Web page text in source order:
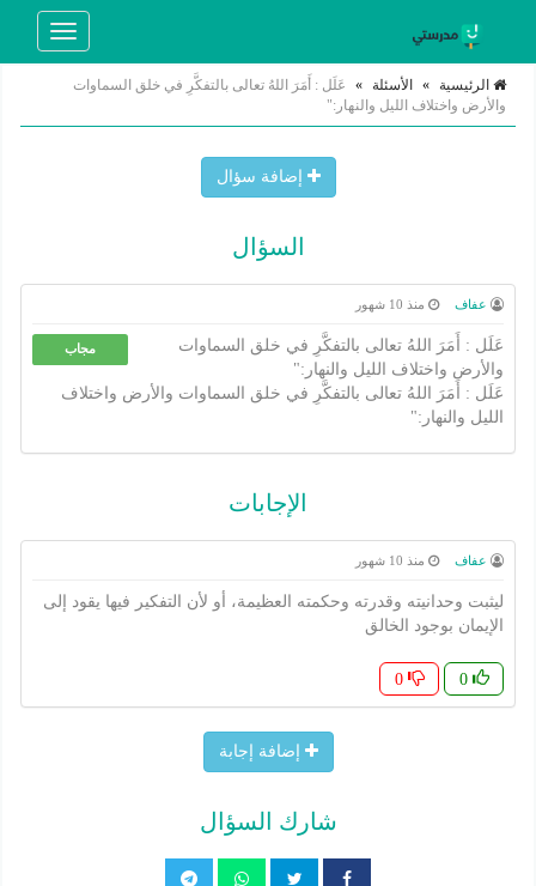
Toggle
الرئيسية » الأسئلة »
عَلَل : أَمَرَ اللهُ تعالى بالتفكَّرِ في خلق السماوات
والأرض واختلاف الليل والنهار:"
إضافة سؤال
السؤال
عفاف منذ 10 شهور
مجاب
عَلَل : أَمَرَ اللهُ تعالى بالتفكَّرِ في خلق السماوات
والأرض واختلاف الليل والنهار:"
عَلَل : أَمَرَ اللهُ تعالى بالتفكَّرِ في خلق السماوات والأرض واختلاف
الليل والنهار:"
الإجابات
عفاف منذ 10 شهور
ليثبت وحدانيته وقدرته وحكمته العظيمة، أو لأن التفكير فيها يقود إلى
الإيمان بوجود الخالق
0
0
إضافة إجابة
شارك السؤال